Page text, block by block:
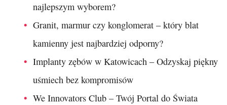
najlepszym wyborem?
Granit, marmur czy konglomerat – który blat
kamienny jest najbardziej odporny?
Implanty zębów w Katowicach – Odzyskaj piękny
uśmiech bez kompromisów
We Innovators Club – Twój Portal do Świata